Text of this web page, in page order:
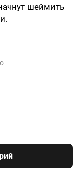
шеймить